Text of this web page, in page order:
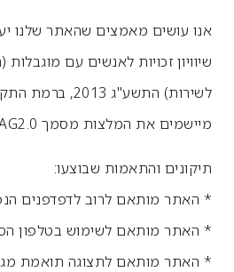
אנו עושים מאמצים שהאתר שלנו
שיוויון זכויות לאנשים עם
לשירות) התשע"ג
מיישמים את המלצות מסמך WCAG2.0 מאת ארגון W3C.
תיקונים והתאמות שבוצעו:
* האתר מותאם לרוב לדפדפנים
* האתר מותאם לשימוש בטלפון
* האתר מותאם לתצוגה תואמת